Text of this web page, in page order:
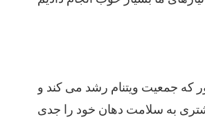
که جمعیت ویتنام رشد می کند و
به سلامت دهان خود را جدی